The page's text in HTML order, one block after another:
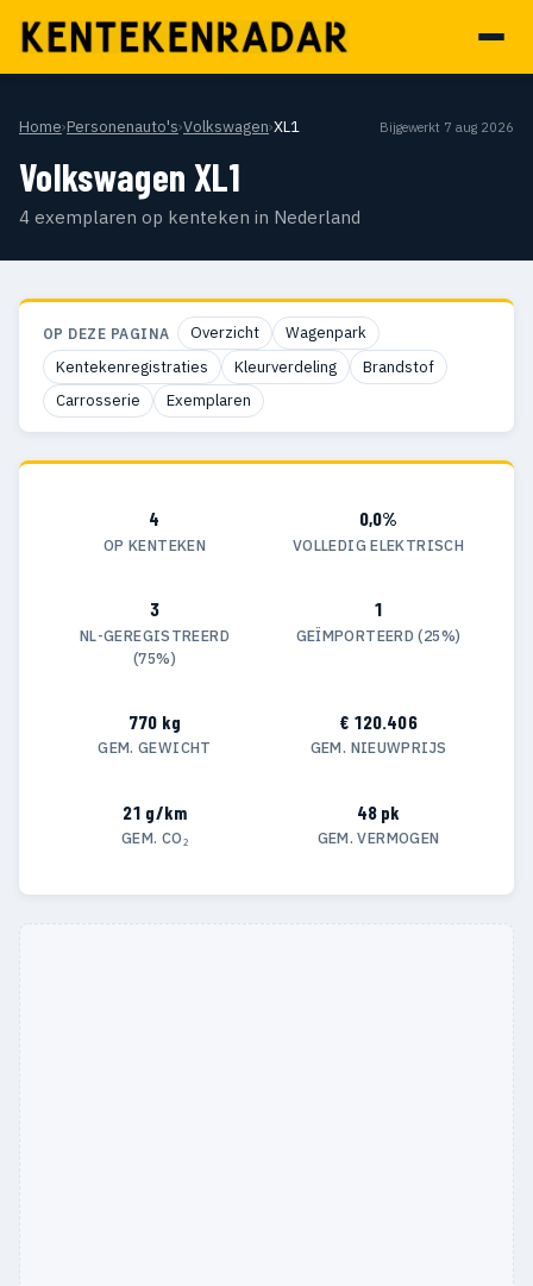
Home›Personenauto's›Volkswagen›XL1 Bijgewerkt 7 aug 2026
Volkswagen XL1
4 exemplaren op kenteken in Nederland
OP DEZE PAGINA Overzicht
Wagenpark
Kentekenregistraties
Kleurverdeling
Brandstof
Carrosserie
Exemplaren
4
OP KENTEKEN
0,0%
VOLLEDIG ELEKTRISCH
3
NL-GEREGISTREERD
(75%)
1
GEÏMPORTEERD (25%)
770 kg
GEM. GEWICHT
€ 120.406
GEM. NIEUWPRIJS
21 g/km
GEM. CO₂
48 pk
GEM. VERMOGEN